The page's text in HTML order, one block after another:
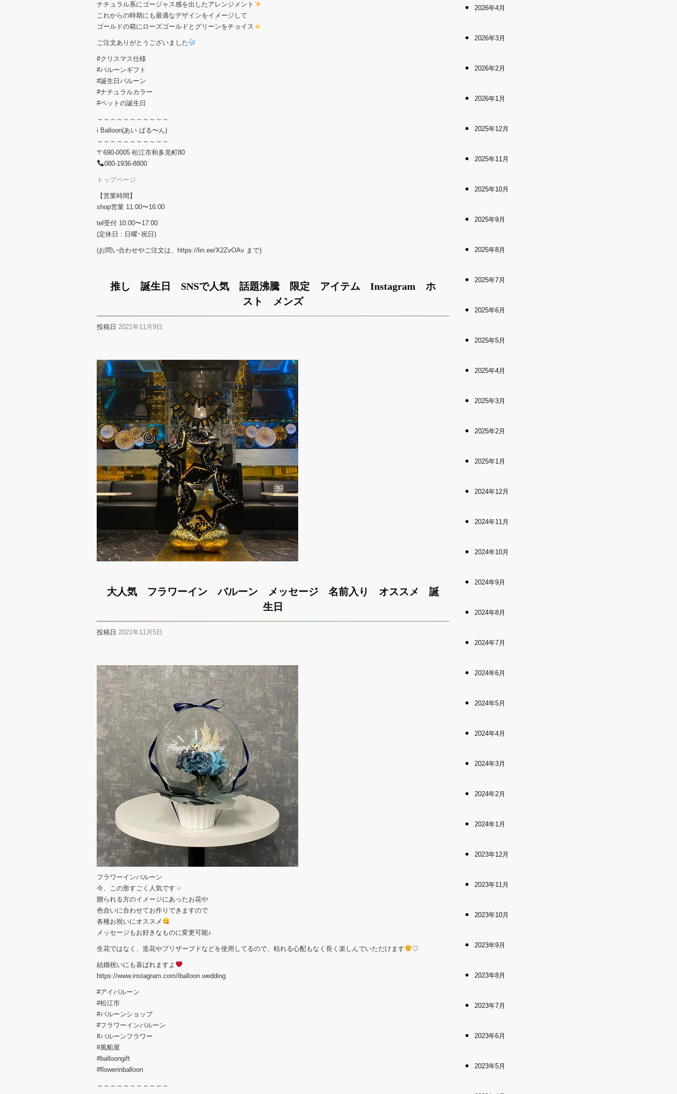
ナチュラル系にゴージャス感を出したアレンジメント
これからの時期にも最適なデザインをイメージして
ゴールドの箱にローズゴールドとグリーンをチョイス
ご注文ありがとうございました
#クリスマス仕様
#バルーンギフト
#誕生日バルーン
#ナチュラルカラー
#ペットの誕生日
～～～～～～～～～～～
i Balloon(あい ばる〜ん)
～～～～～～～～～～～
〒690-0005 松江市和多見町80
080-1936-8800
トップページ
【営業時間】
shop営業 11:00〜16:00
tel受付 10:00〜17:00
(定休日 : 日曜･祝日)
(お問い合わせやご注文は、https://lin.ee/X2ZvOAv まで)
推し 誕生日 SNSで人気 話題沸騰 限定 アイテム Instagram ホ
スト メンズ
投稿日 2021年11月9日
大人気 フラワーイン バルーン メッセージ 名前入り オススメ 誕
生日
投稿日 2021年11月5日
フラワーインバルーン
今、この形すごく人気です
贈られる方のイメージにあったお花や
色合いに合わせてお作りできますので
各種お祝いにオススメ
メッセージもお好きなものに変更可能♪
生花ではなく、造花やプリザーブドなどを使用してるので、枯れる心配もなく長く楽しんでいただけます ♡
結婚祝いにも喜ばれますよ
https://www.instagram.com/iballoon.wedding
#アイバルーン
#松江市
#バルーンショップ
#フラワーインバルーン
#バルーンフラワー
#風船屋
#balloongift
#flowerinballoon
～～～～～～～～～～～
2026年4月
2026年3月
2026年2月
2026年1月
2025年12月
2025年11月
2025年10月
2025年9月
2025年8月
2025年7月
2025年6月
2025年5月
2025年4月
2025年3月
2025年2月
2025年1月
2024年12月
2024年11月
2024年10月
2024年9月
2024年8月
2024年7月
2024年6月
2024年5月
2024年4月
2024年3月
2024年2月
2024年1月
2023年12月
2023年11月
2023年10月
2023年9月
2023年8月
2023年7月
2023年6月
2023年5月